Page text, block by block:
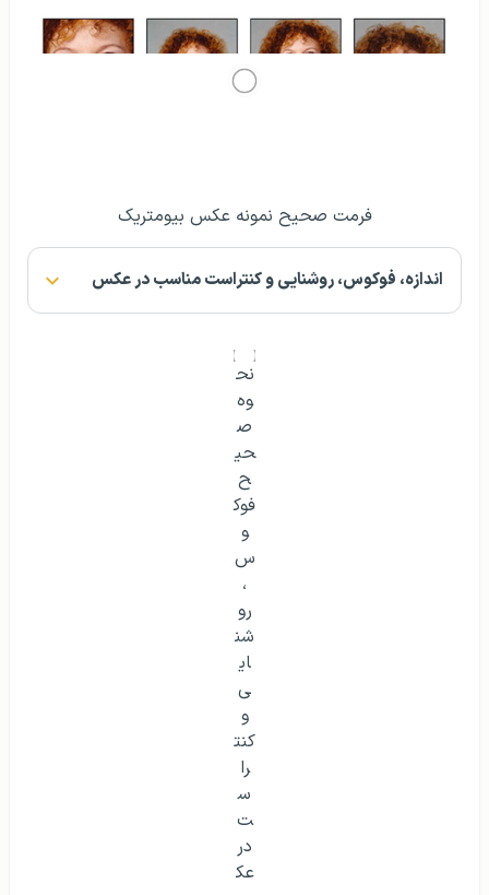
فرمت صحیح نمونه عکس بیومتریک
اندازه، فوکوس، روشنایی و کنتراست مناسب در عکس
نحوه صحیح فوکوس، روشنایی و کنتراست در عکس بیومتریک